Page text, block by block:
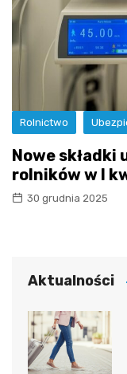
Rolnictwo
Nowe składki
rolników w I
30 grudnia 2025
Aktualności